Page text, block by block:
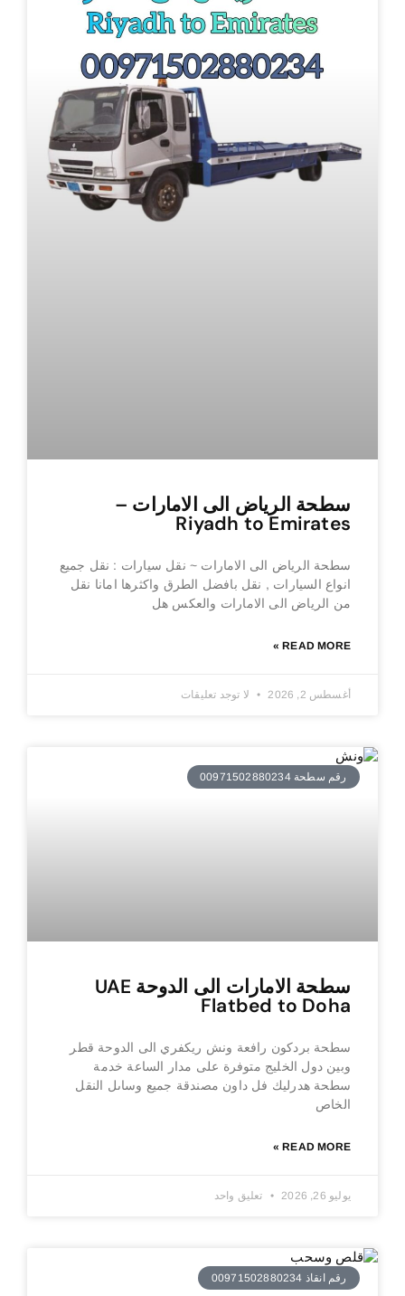
سطحة الرياض الى الامارات –
Riyadh to Emirates
سطحة الرياض الى الامارات ~ نقل سيارات : نقل جميع
انواع السيارات , نقل بافضل الطرق واكثرها امانا نقل
من الرياض الى الامارات والعكس هل
READ MORE »
أغسطس 2, 2026 لا توجد تعليقات
رقم سطحة 00971502880234
سطحة الامارات الى الدوحة UAE
Flatbed to Doha
سطحة بردكون رافعة ونش ريكفري الى الدوحة قطر
وبين دول الخليج متوفرة على مدار الساعة خدمة
سطحة هدرليك فل داون مصندقة جميع وساىل النقل
الخاص
READ MORE »
يوليو 26, 2026 تعليق واحد
رقم انقاذ 00971502880234